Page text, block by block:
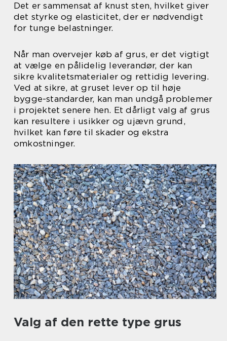
Det er sammensat af knust sten, hvilket giver
det styrke og elasticitet, der er nødvendigt
for tunge belastninger.
Når man overvejer køb af grus, er det vigtigt
at vælge en pålidelig leverandør, der kan
sikre kvalitetsmaterialer og rettidig levering.
Ved at sikre, at gruset lever op til høje
bygge-standarder, kan man undgå problemer
i projektet senere hen. Et dårligt valg af grus
kan resultere i usikker og ujævn grund,
hvilket kan føre til skader og ekstra
omkostninger.
Valg af den rette type grus